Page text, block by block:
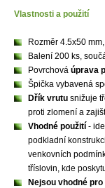
Vlastnosti a použití
Rozměr 4.5x50
Balení 200 ks,
Povrchová úprava
Špička vybavená
Dřík vrutu snižuje
proti zlomení a
Vhodné použití -
podkladní
venkovních
tříslovin, kde
Nejsou vhodné